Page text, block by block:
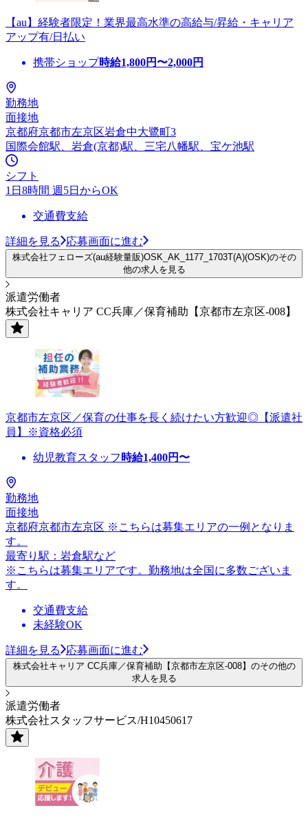
【au】経験者限定！業界最高水準の高給与/昇給・キャリア
アップ有/日払い
携帯ショップ時給1,800円〜2,000円
勤務地
面接地
京都府京都市左京区岩倉中大鷺町3
国際会館駅、岩倉(京都)駅、三宅八幡駅、宝ケ池駅
シフト
1日8時間 週5日からOK
交通費支給
詳細を見る 応募画面に進む
株式会社フェローズ(au経験量販)OSK_AK_1177_1703T(A)(OSK)のその
他の求人を見る
派遣労働者
株式会社キャリア CC兵庫／保育補助【京都市左京区-008】
京都市左京区／保育の仕事を長く続けたい方歓迎◎【派遣社
員】※資格必須
幼児教育スタッフ 時給1,400円〜
勤務地
面接地
京都府京都市左京区 ※こちらは募集エリアの一例となりま
す。
最寄り駅：岩倉駅など
※こちらは募集エリアです。勤務地は全国に多数ございま
す。
交通費支給
未経験OK
詳細を見る 応募画面に進む
株式会社キャリア CC兵庫／保育補助【京都市左京区-008】のその他の
求人を見る
派遣労働者
株式会社スタッフサービス/H10450617